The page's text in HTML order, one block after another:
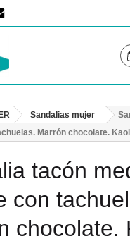
HOMBRE
Sandalias mujer
Marrón chocolate.
tacón
con
chocolate.